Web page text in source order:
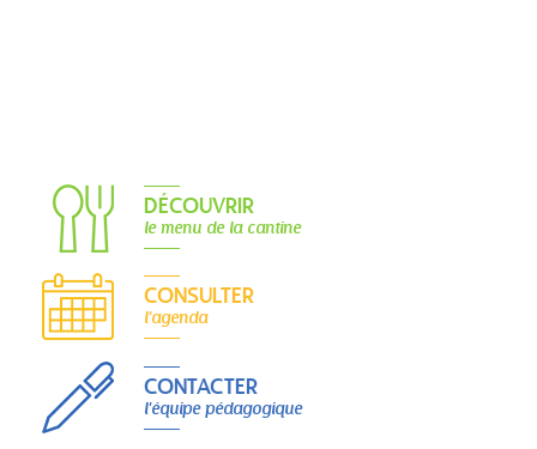
DÉCOUVRIR
le menu de la cantine
CONSULTER
l'agenda
CONTACTER
l'équipe pédagogique